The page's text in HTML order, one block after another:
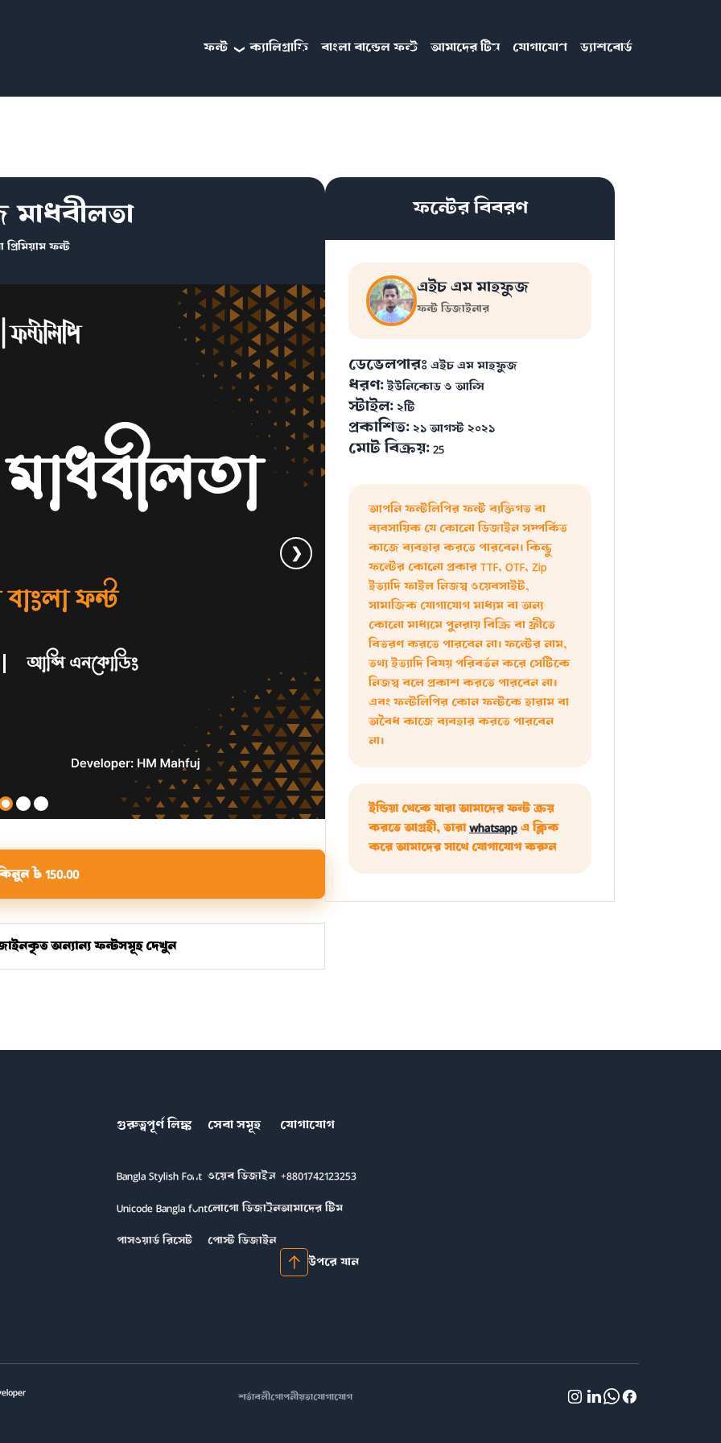
ফন্ট ক্যালিগ্রাফি বাংলা বান্ডেল ফন্ট আমাদের টিম যোগাযোগ ড্যাশবোর্ড
প্রিমিয়াম ফন্ট
❯
৳150.00
অন্যান্য ফন্টসমূহ দেখুন
ফন্টের বিবরণ
এইচ এম মাহফুজ
ফন্ট ডিজাইনার
ডেভেলপারঃ এইচ এম মাহফুজ
ধরণ:ইউনিকোড ও আন্সি
স্টাইল: ২টি
প্রকাশিত: ২১ আগস্ট ২০২১
মোট বিক্রয়:25
আপনি ফন্টলিপির ফন্ট ব্যক্তিগত বা
ব্যবসায়িক যে কোনো ডিজাইন সম্পর্কিত
কাজে ব্যবহার করতে পারবেন। কিন্তু
ফন্টের কোনো প্রকার TTF, OTF, Zip
ইত্যাদি ফাইল নিজস্ব ওয়েবসাইট,
সামাজিক যোগাযোগ মাধ্যম বা অন্য
কোনো মাধ্যমে পুনরায় বিক্রি বা ফ্রীতে
বিতরণ করতে পারবেন না। ফন্টের নাম,
তথ্য ইত্যাদি বিষয় পরিবর্তন করে সেটিকে
নিজস্ব বলে প্রকাশ করতে পারবেন না।
এবং ফন্টলিপির কোন ফন্টকে হারাম বা
অবৈধ কাজে ব্যবহার করতে পারবেন
না।
ইন্ডিয়া থেকে যারা আমাদের ফন্ট ক্রয়
করতে আগ্রহী, তারাwhatsappএ ক্লিক
করে আমাদের সাথে যোগাযোগ করুন
গুরুত্বপূর্ণ লিঙ্ক
Bangla Stylish Font
Unicode Bangla font
পাসওয়ার্ড রিসেট
সেবা সমূহ
ওয়েব ডিজাইন
লোগো ডিজাইন
পোস্ট ডিজাইন
যোগাযোগ
+8801742123253
আমাদের টিম
উপরে যান
শর্তাবলীগোপনীয়তাযোগাযোগ